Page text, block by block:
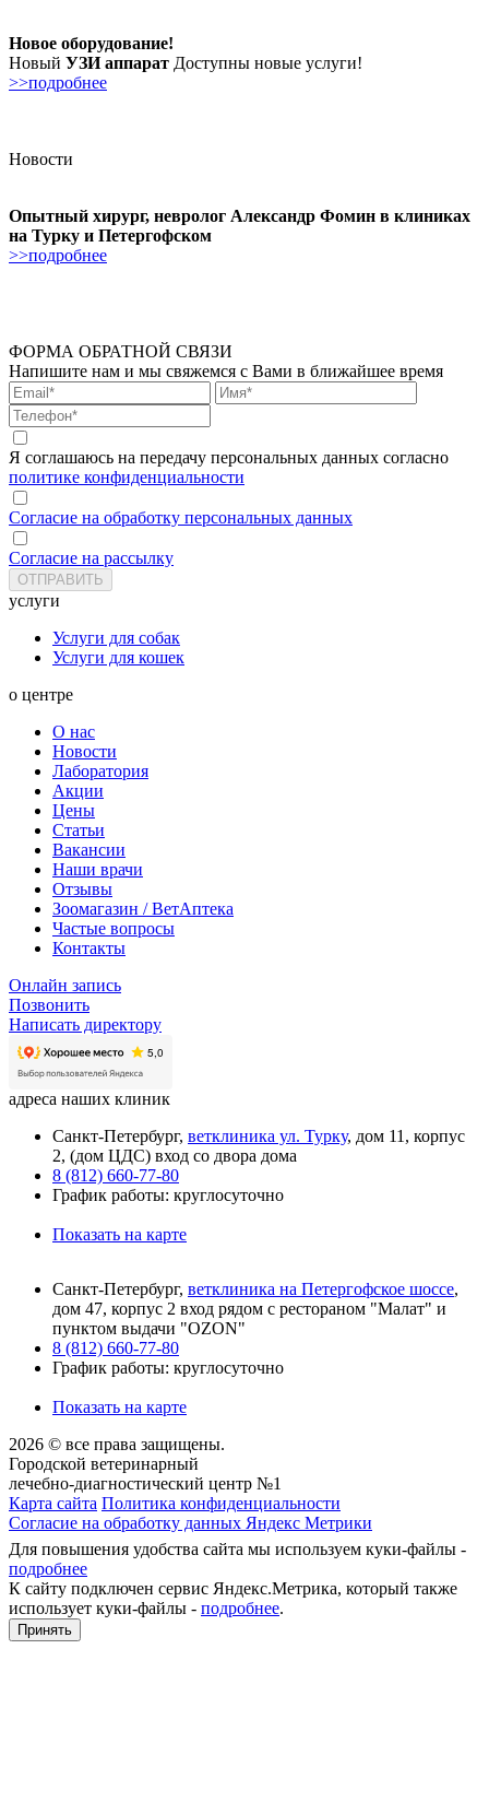
Новое оборудование!
Новый УЗИ аппарат Доступны новые услуги!
>>подробнее
Новости
Опытный хирург, невролог Александр Фомин в клиниках
на Турку и Петергофском
>>подробнее
ФОРМА ОБРАТНОЙ СВЯЗИ
Напишите нам и мы свяжемся с Вами в ближайшее время
Я соглашаюсь на передачу персональных данных согласно
политике конфиденциальности
Согласие на обработку персональных данных
Согласие на рассылку
услуги
Услуги для собак
Услуги для кошек
о центре
О нас
Новости
Лаборатория
Акции
Цены
Статьи
Вакансии
Наши врачи
Отзывы
Зоомагазин / ВетАптека
Частые вопросы
Контакты
Онлайн запись
Позвонить
Написать директору
адреса наших клиник
Санкт-Петербург, ветклиника ул. Турку, дом 11, корпус
2, (дом ЦДС) вход со двора дома
8 (812) 660-77-80
График работы: круглосуточно
Показать на карте
Санкт-Петербург, ветклиника на Петергофское шоссе,
дом 47, корпус 2 вход рядом с рестораном "Малат" и
пунктом выдачи "OZON"
8 (812) 660-77-80
График работы: круглосуточно
Показать на карте
2026 © все права защищены.
Городской ветеринарный
лечебно-диагностический центр №1
Карта сайта Политика конфиденциальности
Согласие на обработку данных Яндекс Метрики
Для повышения удобства сайта мы используем куки-файлы -
подробнее
К сайту подключен сервис Яндекс.Метрика, который также
использует куки-файлы - подробнее.
Принять